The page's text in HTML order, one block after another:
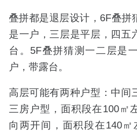
叠拼都是退层设计， 6F叠拼
是一户，三层是平层，四五
台。 5F叠拼猜测一二层是
户，带露台。
高层可能有两种户型：中间
三房户型，面积段在100㎡
向两开间，面积段在140㎡